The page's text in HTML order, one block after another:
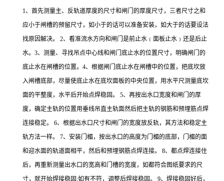
1、首先测量主、反轨道厚度的尺寸和闸门的厚度尺寸，三者尺寸之和
应小于闸槽的预留尺寸，如小于的话可以准备安装，如大于的话要设法
找原因解决。 2、看准流水方向和闸门是前止水﹙面板止水﹚还是后止
水。3、测量、寻找吊点中心线和闸门底止水的位置尺寸，明确闸门的
底止水在闸槽的位置。4、根据闸门底止水在闸槽中的位置，把底坎放
入闸槽底部，尽量使底止水在底坎面板的中央位置，用水平尺测量底坎
面的平整度，水平后开始点焊稳固。 5、再按出水口宽度和闸门的厚
度，确定主轨的位置用垂线吊直主轨面然后把主轨的钢筋和预埋筋点焊
连接稳定。 6、根据出水口尺寸和闸门的宽度放反轨，其方法和稳定主
轨方法一样。 7、安装门楣，按出水口的高度为门楣的底部，门楣的面
和迎水面的轨道面相平，然后和预埋钢筋点焊连接。 8、都点焊连接住
后，再重新测量出水口的宽高和门槽的宽度，如都符合图纸要求的尺
寸，就开始焊接稳固;如有不符，调整后焊接稳固。 9、焊接稳固好后，